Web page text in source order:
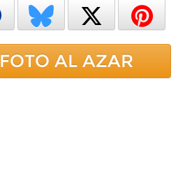
FOTO AL AZAR